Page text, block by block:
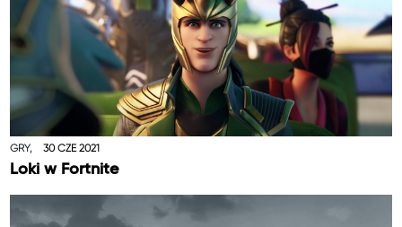
GRY, 30 CZE 2021
Loki w Fortnite